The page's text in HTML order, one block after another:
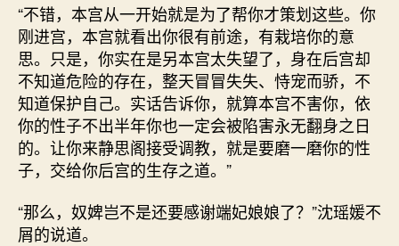
“不错，本宫从一开始就是为了帮你才策划这些。你
刚进宫，本宫就看出你很有前途，有栽培你的意
思。只是，你实在是另本宫太失望了，身在后宫却
不知道危险的存在，整天冒冒失失、恃宠而骄，不
知道保护自己。实话告诉你，就算本宫不害你，依
你的性子不出半年你也一定会被陷害永无翻身之日
的。让你来静思阁接受调教，就是要磨一磨你的性
子，交给你后宫的生存之道。”
“那么，奴婢岂不是还要感谢端妃娘娘了？”沈瑶媛不
屑的说道。